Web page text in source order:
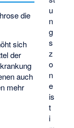
u
n
g
s
z
o
n
e
is
t
i
die
sich
der
auch
mehr